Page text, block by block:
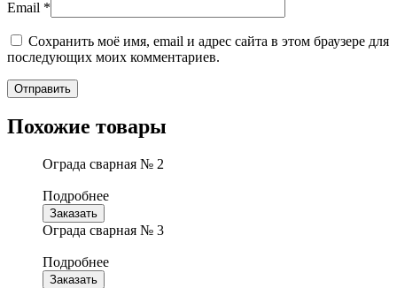
Email *
Сохранить моё имя, email и адрес сайта в этом браузере для
последующих моих комментариев.
Похожие товары
Ограда сварная № 2
Подробнее
Заказать
Ограда сварная № 3
Подробнее
Заказать